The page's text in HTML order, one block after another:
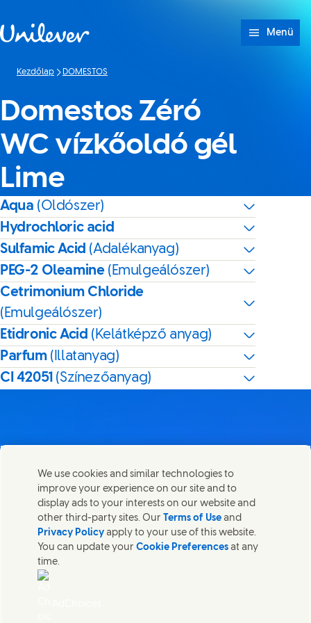
Menü
Kezdőlap DOMESTOS
Domestos Zéró
WC vízkőoldó gél
Lime
Aqua (Oldószer)
Hydrochloric acid
Sulfamic Acid (Adalékanyag)
PEG-2 Oleamine (Emulgeálószer)
Cetrimonium Chloride
(Emulgeálószer)
Etidronic Acid (Kelátképző anyag)
Parfum (Illatanyag)
CI 42051 (Színezőanyag)
Megosztom ezt az oldalt
Share this page on Facebook
Share this page on X
Share this page on
Share this page
Lépj velünk kapcsolatba
Lépjen kapcsolatba az Unileverrel és a szakértői
csapatokkal, illetve tekintse meg az Unilever
elérhetőségeit szerte a világban.
Lépj velünk kapcsolatba
We use cookies and similar technologies to
improve your experience on our site and to
display ads to your interests on our website and
other third-party sites. Our Terms of Use and
Privacy Policy apply to your use of this website.
You can update yourCookie Preferences at any
time.